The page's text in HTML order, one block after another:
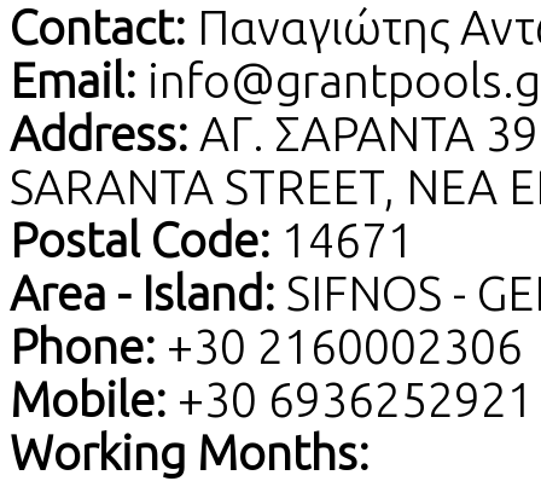
Contact: Παναγιώτης
Email:
Address: ΑΓ. ΣΑΡΑΝΤΑ
SARANTA STREET, NEA
Postal Code: 14671
Area - Island: SIFNOS -
Phone: +30 2160002306
Mobile: +30 6936252921
Working Months: